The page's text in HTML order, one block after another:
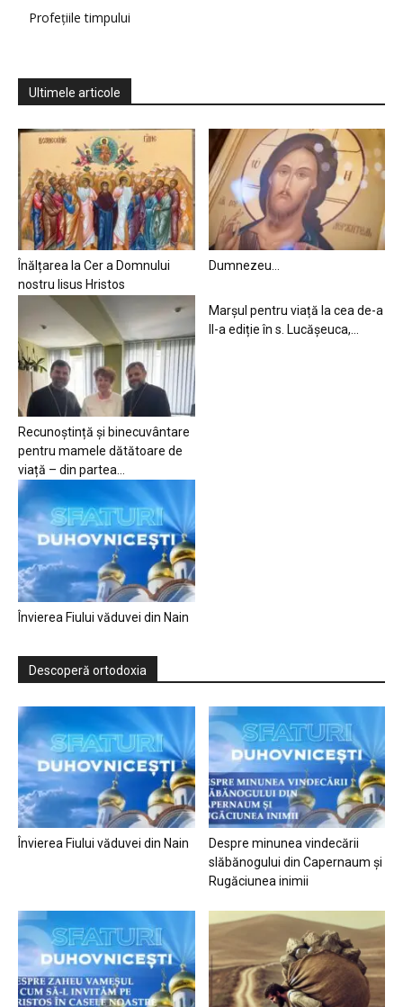
Profețiile timpului
Ultimele articole
Înălțarea la Cer a Domnului
nostru Iisus Hristos
Dumnezeu…
Recunoștință și binecuvântare
pentru mamele dătătoare de
viață – din partea...
Marșul pentru viață la cea de-a
II-a ediție în s. Lucășeuca,...
Învierea Fiului văduvei din Nain
Descoperă ortodoxia
Învierea Fiului văduvei din Nain
Despre minunea vindecării
slăbănogului din Capernaum și
Rugăciunea inimii